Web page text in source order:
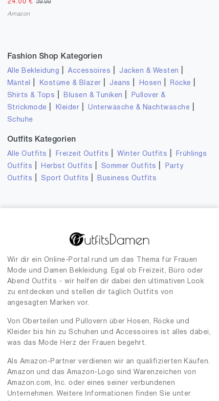
24.00 €39.99
Amazon
Fashion Shop Kategorien
Alle Bekleidung |Accessoires Jacken & Westen
Mäntel Kostüme & Blazer Jeans Hosen Röcke
Shirts & Tops Blusen & Tuniken
Pullover &
Strickmode
Kleider |Unterwäsche & Nachtwäsche
Schuhe
Outfits Kategorien
Alle Outfits Freizeit Outfits |Winter Outfits
Frühlings
Outfits
Herbst Outfits Sommer Outfits
Party
Outfits
Sport Outfits Business Outfits
Wir dir ein Online-Portal rund um das Thema für Frauen
Mode und Damen Bekleidung. Egal ob Freizeit, Büro oder
Abend Outfits - wir helfen dir dabei den ultimativen Look
zu entdecken und stellen dir täglich Outfits von
angesagten Marken vor.
Von Oberteilen und Pullovern über Hosen, Röcke und
Kleider bis hin zu Schuhen und Accessoires ist alles dabei,
was das Mode Herz der Frauen begehrt.
Als Amazon-Partner verdienen wir an qualifizierten Käufen.
Amazon und das Amazon-Logo sind Warenzeichen von
Amazon.com, Inc. oder eines seiner verbundenen
Unternehmen. Weitere Informationen finden Sie unter